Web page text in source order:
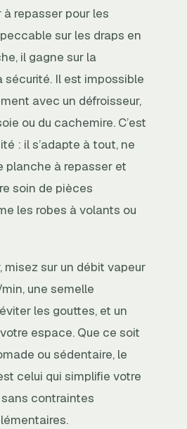
repasser pour les
sur les draps en
il gagne sur la
sécurité. Il est impossible
avec un défroisseur,
ou du cachemire. C’est
: il s’adapte à tout, ne
planche à repasser et
soin de pièces
les robes à volants ou
misez sur un débit vapeur
une semelle
les gouttes, et un
espace. Que ce soit
ou sédentaire, le
celui qui simplifie votre
contraintes